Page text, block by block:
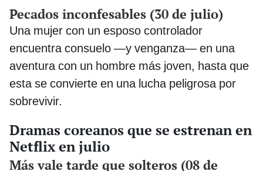
Pecados inconfesables (30 de julio)
Una mujer con un esposo controlador
encuentra consuelo —y venganza— en una
aventura con un hombre más joven, hasta que
esta se convierte en una lucha peligrosa por
sobrevivir.
Dramas coreanos que se estrenan en
Netflix en julio
Más vale tarde que solteros (08 de